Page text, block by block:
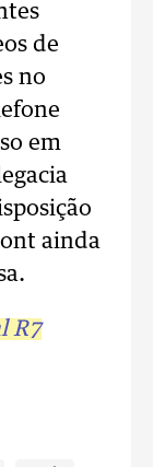
de
no
em
ainda
R7